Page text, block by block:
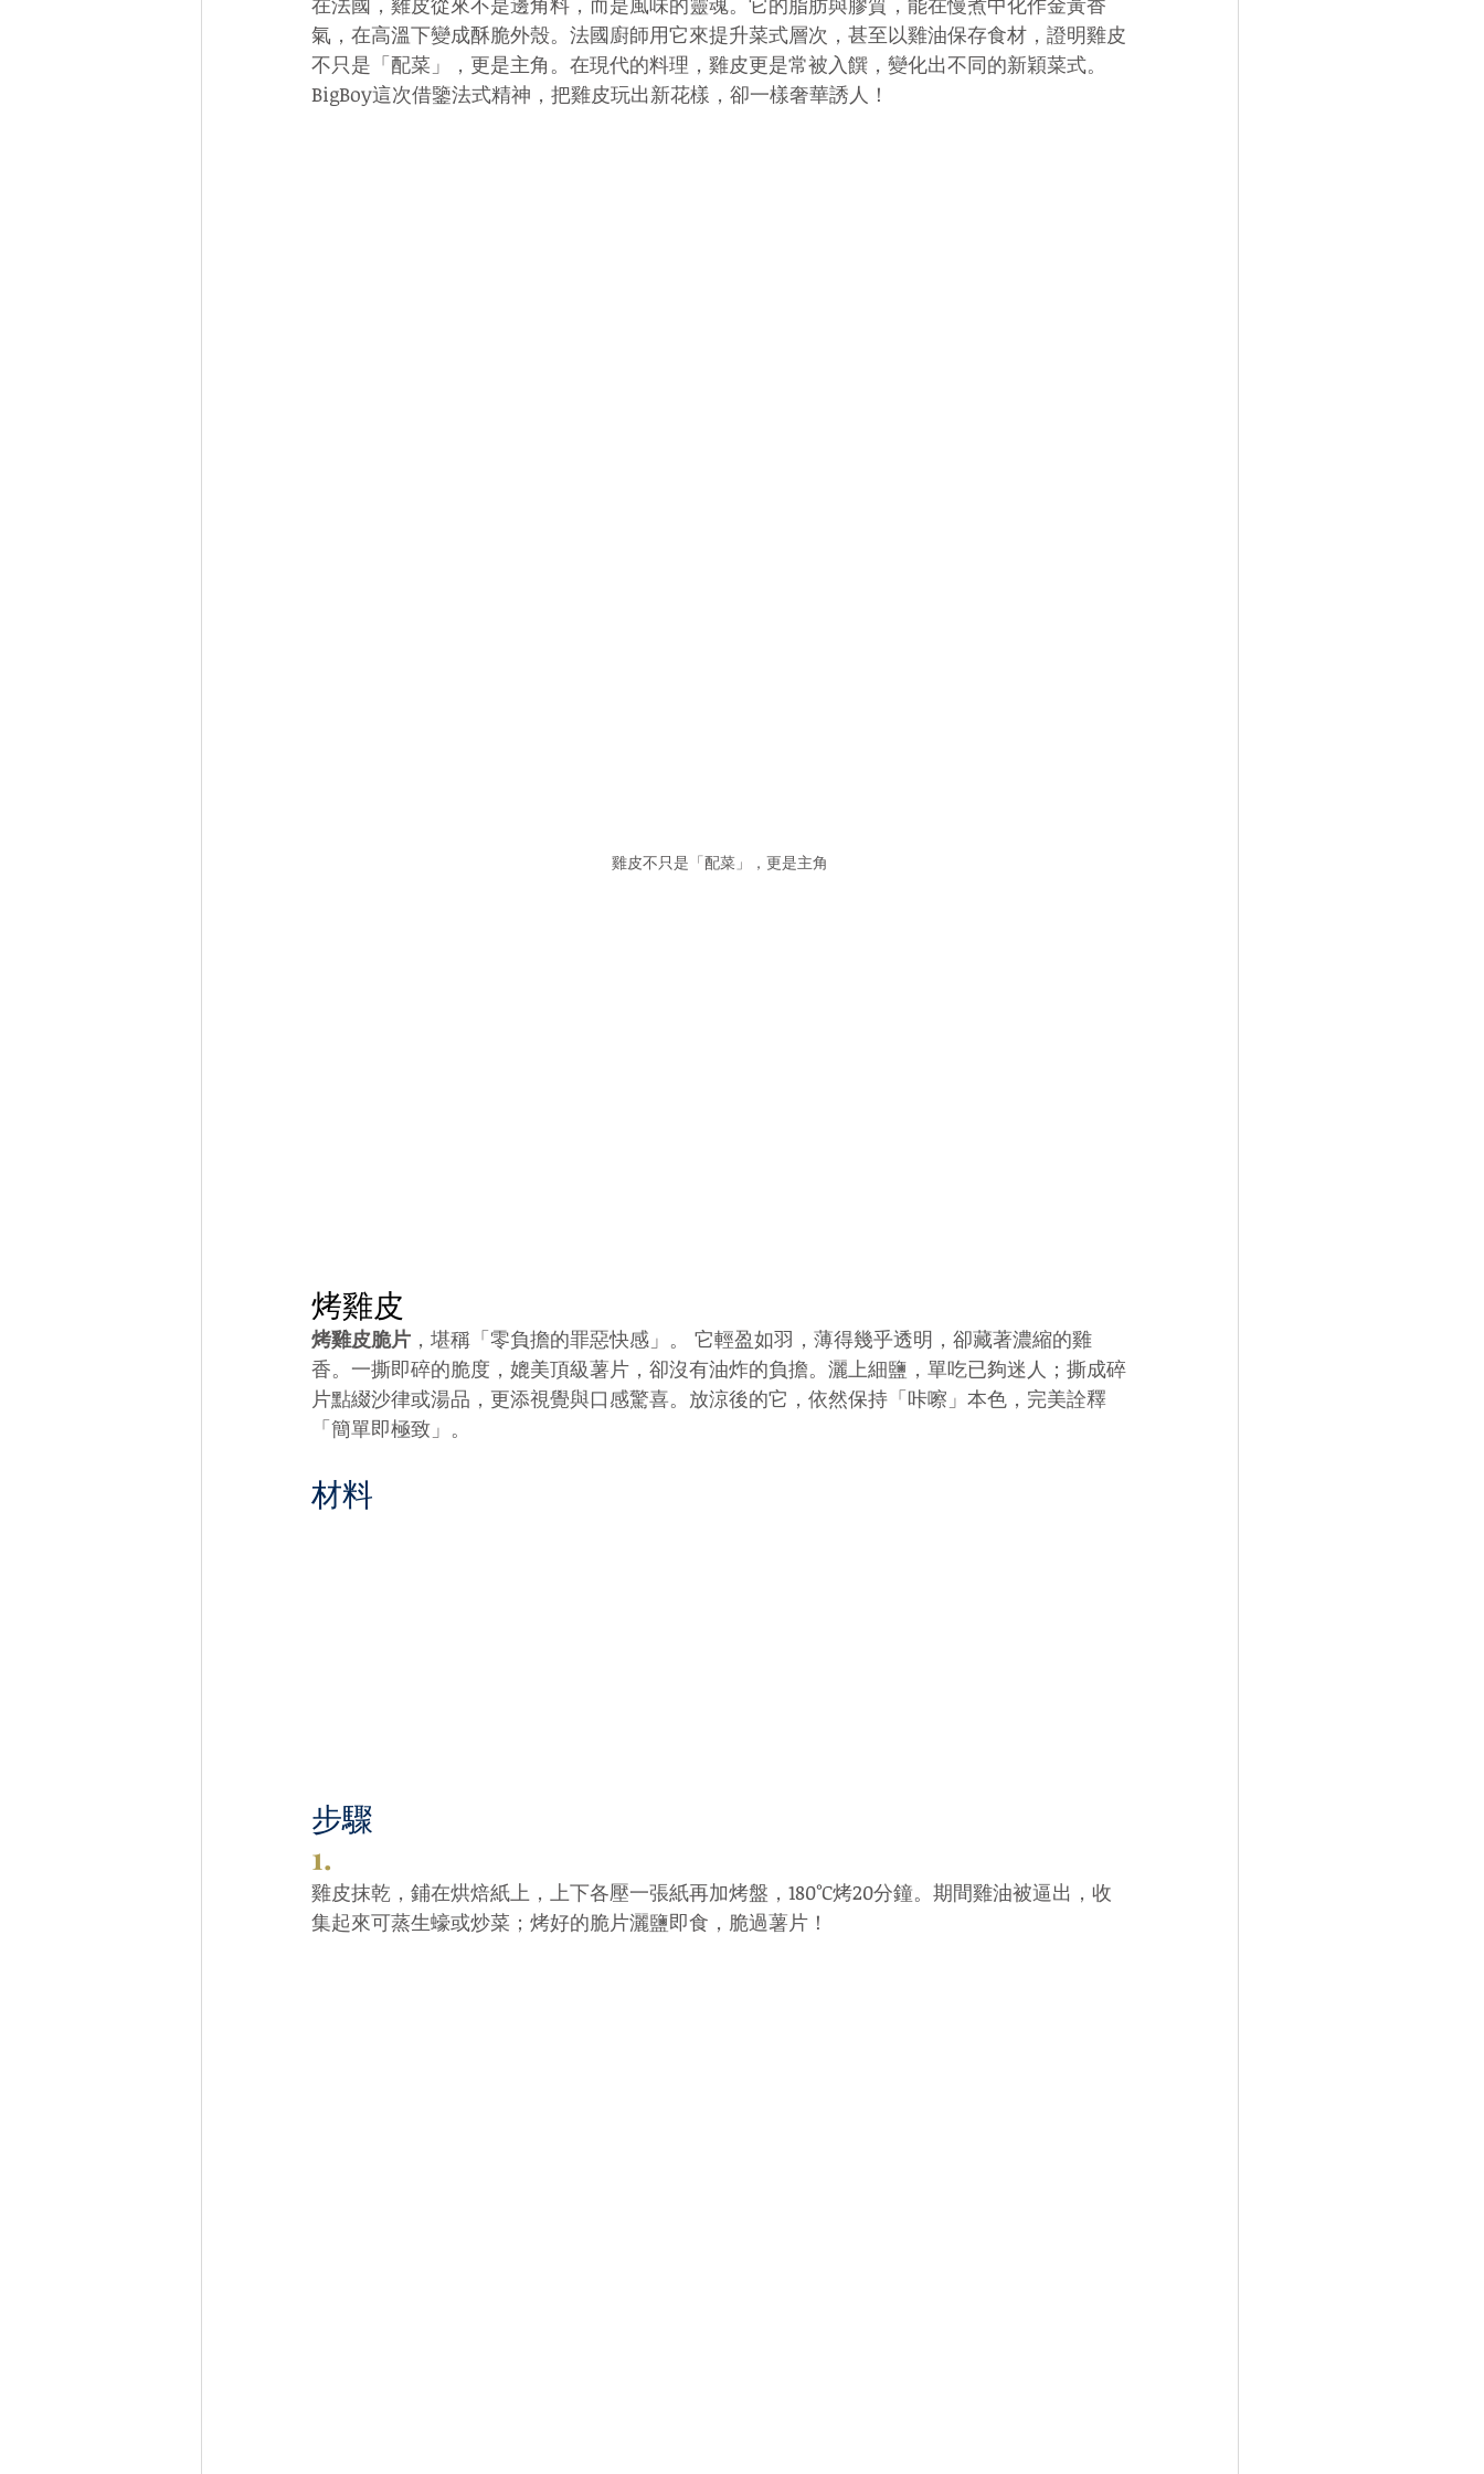
氣，在高溫下變成酥脆外殼。法國廚師用它來提升菜式層次，甚至以雞油保存食材，證明雞皮
不只是「配菜」，更是主角。在現代的料理，雞皮更是常被入饌，變化出不同的新穎菜式。
BigBoy這次借鑒法式精神，把雞皮玩出新花樣，卻一樣奢華誘人！
雞皮不只是「配菜」，更是主角
烤雞皮
烤雞皮脆片 ，堪稱「零負擔的罪惡快感」。 它輕盈如羽，薄得幾乎透明，卻藏著濃縮的雞
香。一撕即碎的脆度，媲美頂級薯片，卻沒有油炸的負擔。灑上細鹽，單吃已夠迷人；撕成碎
片點綴沙律或湯品，更添視覺與口感驚喜。放涼後的它，依然保持「咔嚓」本色，完美詮釋
「簡單即極致」。
材料
步驟
1.
雞皮抹乾，鋪在烘焙紙上，上下各壓一張紙再加烤盤，180°C烤20分鐘。期間雞油被逼出，收
集起來可蒸生蠔或炒菜；烤好的脆片灑鹽即食，脆過薯片！